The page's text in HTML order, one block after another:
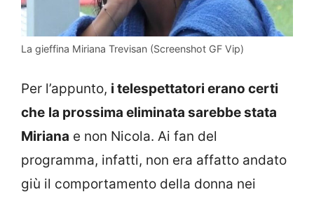
La gieffina Miriana Trevisan (Screenshot GF Vip)
Per l’appunto, i telespettatori erano certi
che la prossima eliminata sarebbe stata
Miriana e non Nicola. Ai fan del
programma, infatti, non era affatto andato
giù il comportamento della donna nei